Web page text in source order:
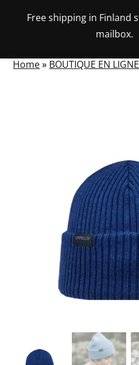
Free shipping in Finland
mailbox.
Home» BOUTIQUE EN LIGNE